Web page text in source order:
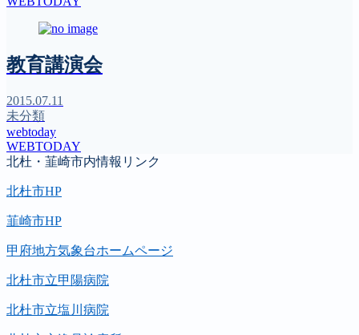
教育講演会
2015.07.11
未分類
webtoday
WEBTODAY
北杜・韮崎市内情報リンク
北杜市HP
韮崎市HP
甲府地方気象台ホームページ
北杜市立甲陽病院
北杜市立塩川病院